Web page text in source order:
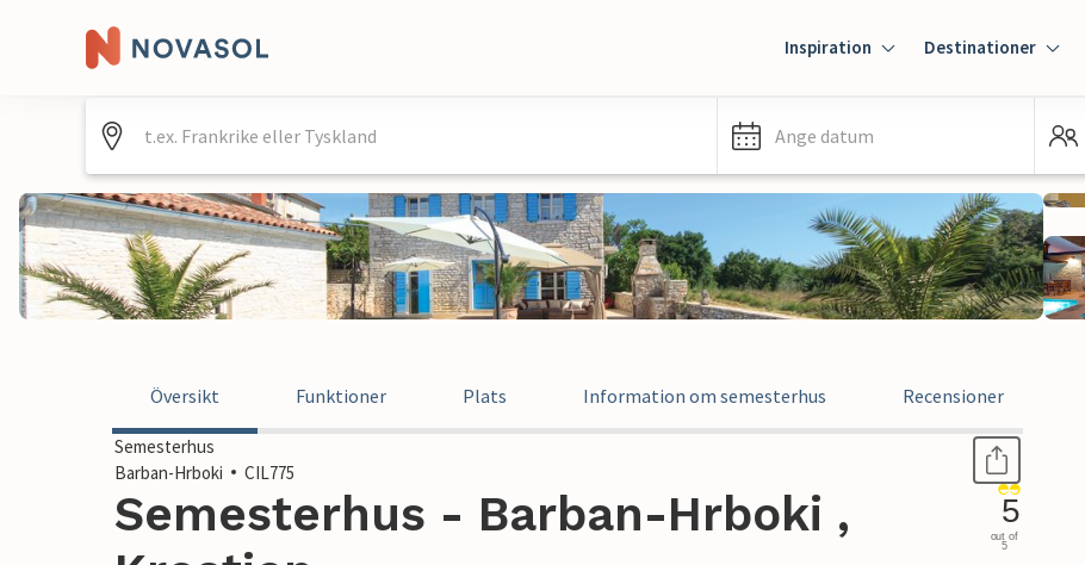
Inspiration Destinationer
Ange datum
Översikt Funktioner Plats Information om semesterhus Recensioner
Semesterhus
Barban-Hrboki
CIL775
Semesterhus - Barban-Hrboki ,
5
out of
5